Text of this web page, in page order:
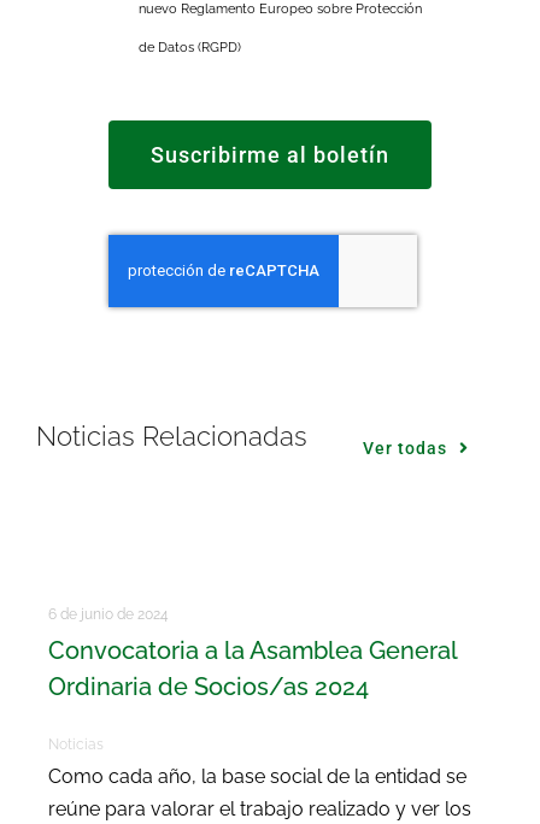
nuevo Reglamento Europeo sobre Protección
de Datos (RGPD)
Suscribirme al boletín
Noticias Relacionadas Ver todas
6 de junio de 2024
Convocatoria a la Asamblea General
Ordinaria de Socios/as 2024
Noticias
Como cada año, la base social de la entidad se
reúne para valorar el trabajo realizado y ver los